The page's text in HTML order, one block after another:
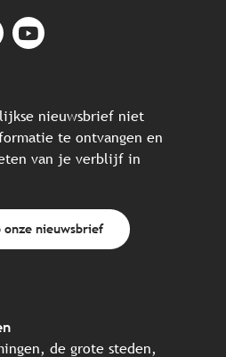
nieuwsbrief niet
te ontvangen en
van je verblijf in
onze nieuwsbrief
de grote steden,